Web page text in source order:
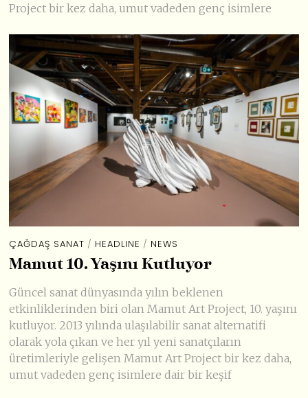
Project bir kez daha, umut vadeden genç isimlere
ÇAĞDAŞ SANAT / HEADLINE / NEWS
Mamut 10. Yaşını Kutluyor
Güncel sanat dünyasında yılın beklenen
etkinliklerinden biri olan Mamut Art Project, 10. yaşını
kutluyor. 2013 yılında ulaşılabilir sanat alternatifi
olarak yola çıkan ve her yıl yeni sanatçıların
üretimleriyle gelişen Mamut Art Project bir kez daha,
umut vadeden genç isimlere dair bir keşif